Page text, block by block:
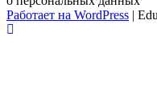
Работает на WordPress |